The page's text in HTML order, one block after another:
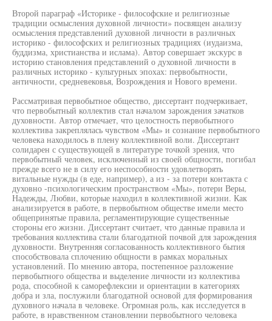
Второй параграф «Историке - философские и религиозные
традиции осмысления духовной личности» посвящен анализу
осмысления представлений духовной личности в различных
историко - философских и религиозных традициях (иудаизма,
буддизма, христианства и ислама). Автор совершает экскурс в
историю становления представлений о духовной личности в
различных историко - культурных эпохах: первобытности,
античности, средневековья, Возрождения и Нового времени.
Рассматривая первобытное общество, диссертант подчеркивает,
что первобытный коллектив стал началом зарождения зачатков
духовности. Автор отмечает, что целостность первобытного
коллектива закреплялась чувством «Мы» и сознание первобытного
человека находилось в плену коллективной воли. Диссертант
солидарен с существующей в литературе точкой зрения, что
первобытный человек, исключенный из своей общности, погибал
прежде всего не в силу его неспособности удовлетворять
витальные нужды (в еде, например), а из - за потери контакта с
духовно -психологическим пространством «Мы», потери Веры,
Надежды, Любви, которые находил в коллективной жизни. Как
анализируется в работе, в первобытном обществе имели место
общепринятые правила, регламентирующие существенные
стороны его жизни. Диссертант считает, что данные правила и
требования коллектива стали благодатной почвой для зарождения
духовности. Внутренняя согласованность коллективного бытия
способствовала сплочению общности в рамках моральных
установлений. По мнению автора, постепенное разложение
первобытного общества и выделение личности из коллектива
рода, способной к саморефлексии и ориентации в категориях
добра и зла, послужили благодатной основой для формирования
духовного начала в человеке. Огромная роль, как исследуется в
работе, в нравственном становлении первобытного человека